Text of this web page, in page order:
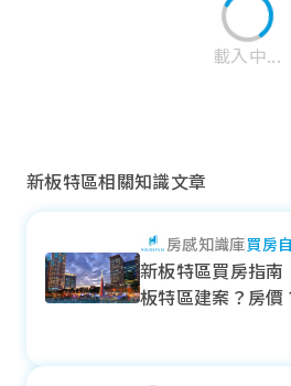
載入中...
土城司法園區
近一年成交單價
新板特區相關知識文章
房感知識庫買房
新板特區買房指
板特區建案？房價